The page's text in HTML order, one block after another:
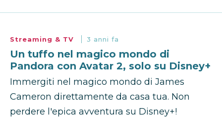
Streaming & TV 3 anni fa
Un tuffo nel magico mondo di
Pandora con Avatar 2, solo su Disney+
Immergiti nel magico mondo di James
Cameron direttamente da casa tua. Non
perdere l'epica avventura su Disney+!